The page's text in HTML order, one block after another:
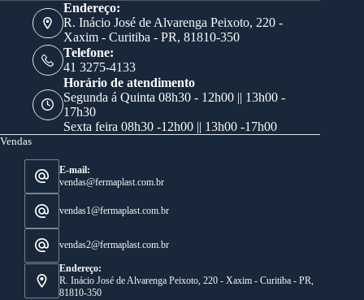
Endereço:
R. Inácio José de Alvarenga Peixoto, 220 -
Xaxim - Curitiba - PR, 81810-350
Telefone:
41 3275-4133
Horário de atendimento
Segunda á Quinta 08h30 - 12h00 || 13h00 -
17h30
Sexta feira 08h30 -12h00 || 13h00 -17h00
Vendas
E-mail:
vendas@fermaplast.com.br
vendas1@fermaplast.com.br
vendas2@fermaplast.com.br
Endereço:
R. Inácio José de Alvarenga Peixoto, 220 - Xaxim - Curitiba - PR,
81810-350